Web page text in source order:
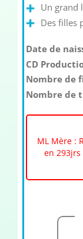
Un grand
Des filles
Date de
CD
Nombre de
Nombre de
ML Mère :
en 293jrs